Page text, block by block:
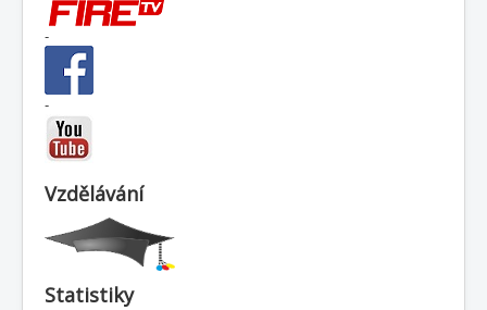
-
-
Vzdělávání
Statistiky